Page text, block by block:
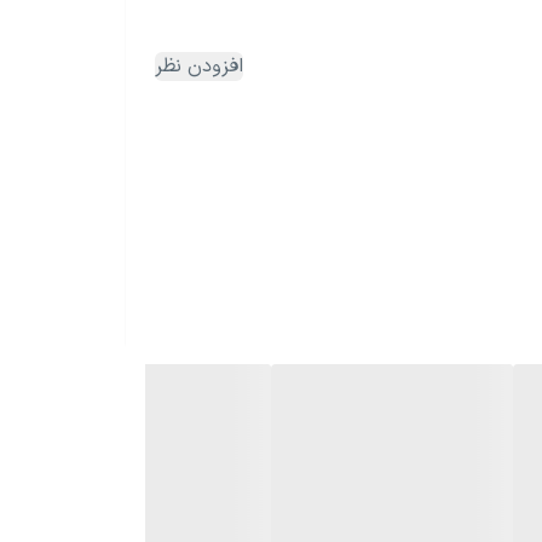
افزودن نظر